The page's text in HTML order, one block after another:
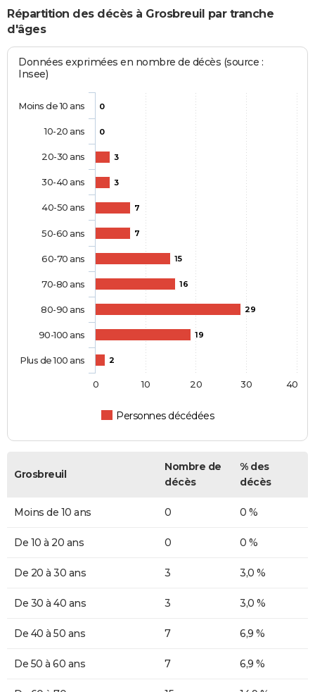
Répartition des décès à Grosbreuil par tranche
d'âges
Données exprimées en nombre de décès (source :
Insee)
0
0
3
3
7
7
15
16
29
19
2
Personnes décédées
Moins de 10 ans
10-20 ans
20-30 ans
30-40 ans
40-50 ans
50-60 ans
60-70 ans
70-80 ans
80-90 ans
90-100 ans
Plus de 100 ans
0 10 20 30 40
Grosbreuil
Nombre de
décès
% des
décès
Moins de 10 ans 0 0 %
De 10 à 20 ans 0 0 %
De 20 à 30 ans 3 3,0 %
De 30 à 40 ans 3 3,0 %
De 40 à 50 ans 7 6,9 %
De 50 à 60 ans 7 6,9 %